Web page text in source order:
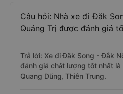
Câu hỏi: Nhà xe đi Đăk
Quảng Trị được đánh giá
Trả lời: Xe đi Đăk Song - Đắk
đánh giá chất lượng tốt nhất là
Quang Dũng, Thiên Trung.